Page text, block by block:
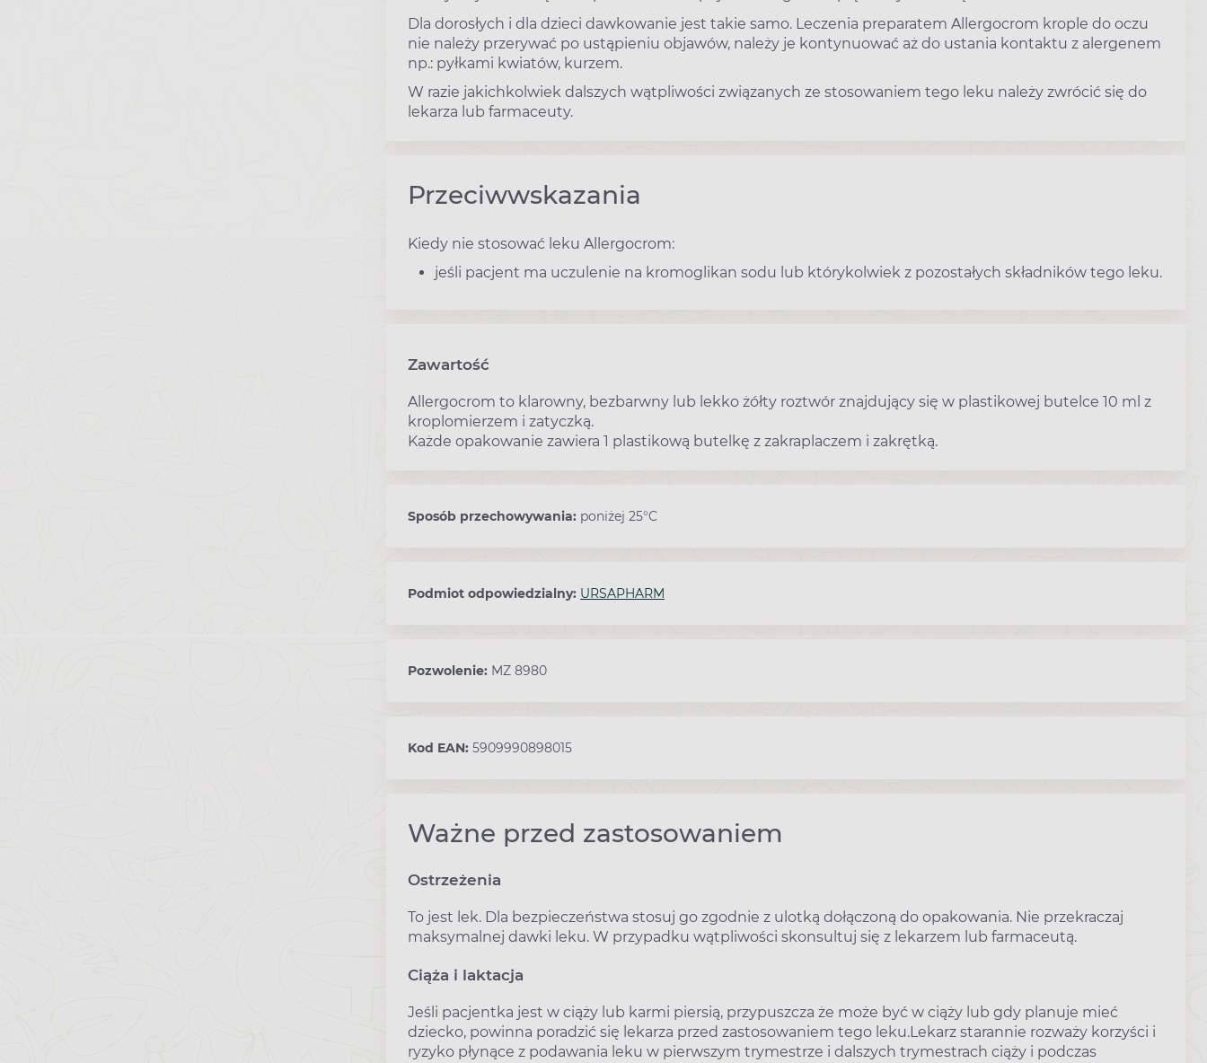
Dla dorosłych i dla dzieci dawkowanie jest takie samo. Leczenia preparatem Allergocrom krople do oczu
nie należy przerywać po ustąpieniu objawów, należy je kontynuować aż do ustania kontaktu z alergenem
np.: pyłkami kwiatów, kurzem.
W razie jakichkolwiek dalszych wątpliwości związanych ze stosowaniem tego leku należy zwrócić się do
lekarza lub farmaceuty.
Przeciwwskazania
Kiedy nie stosować leku Allergocrom:
jeśli pacjent ma uczulenie na kromoglikan sodu lub którykolwiek z pozostałych składników tego leku.
Zawartość
Allergocrom to klarowny, bezbarwny lub lekko żółty roztwór znajdujący się w plastikowej butelce 10 ml z
kroplomierzem i zatyczką.
Każde opakowanie zawiera 1 plastikową butelkę z zakraplaczem i zakrętką.
Sposób przechowywania: poniżej 25°C
Podmiot odpowiedzialny: URSAPHARM
Pozwolenie: MZ 8980
Kod EAN: 5909990898015
Ważne przed zastosowaniem
Ostrzeżenia
To jest lek. Dla bezpieczeństwa stosuj go zgodnie z ulotką dołączoną do opakowania. Nie przekraczaj
maksymalnej dawki leku. W przypadku wątpliwości skonsultuj się z lekarzem lub farmaceutą.
Ciąża i laktacja
Jeśli pacjentka jest w ciąży lub karmi piersią, przypuszcza że może być w ciąży lub gdy planuje mieć
dziecko, powinna poradzić się lekarza przed zastosowaniem tego leku.Lekarz starannie rozważy korzyści i
ryzyko płynące z podawania leku w pierwszym trymestrze i dalszych trymestrach ciąży i podczas